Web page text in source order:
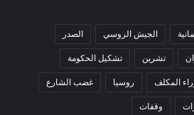
الجيش الروسي الصدر
تشرين تشكيل الحكومة
المكلف روسيا غضب الشارع
وقفات